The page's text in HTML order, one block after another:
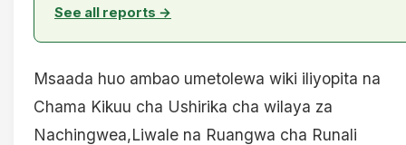
See all reports →
Msaada huo ambao umetolewa wiki iliyopita na
Chama Kikuu cha Ushirika cha wilaya za
Nachingwea,Liwale na Ruangwa cha Runali